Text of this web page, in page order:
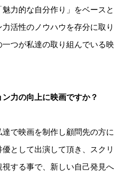
力的な自分作り」をベースと
活性のノウハウを存分に取り
つが私達の取り組んでいる映
力の向上に映画ですか？
で映画を制作し顧問先の方に
として出演して頂き、スクリ
する事で、新しい自己発見へ